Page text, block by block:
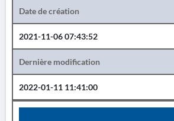
Date de création
2021-11-06 07:43:52
Dernière modification
2022-01-11 11:41:00